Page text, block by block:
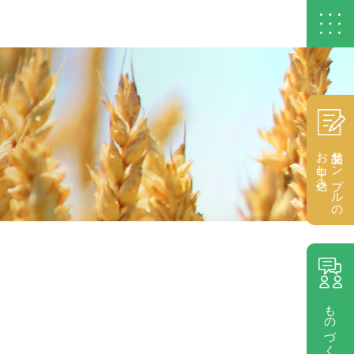
製品サンプルの
お申し込み
ものづくり相談室